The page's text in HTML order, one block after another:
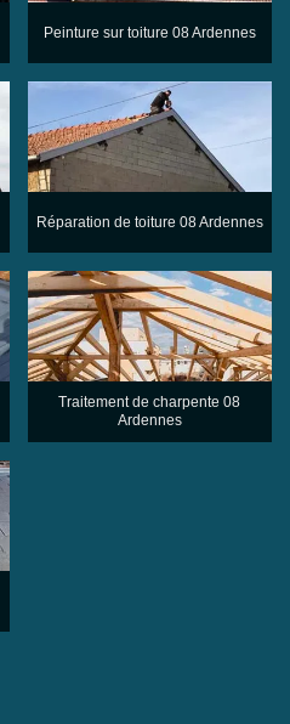
Peinture sur toiture 08 Ardennes
Réparation de toiture 08 Ardennes
Traitement de charpente 08
Ardennes